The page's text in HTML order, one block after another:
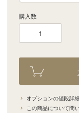
購入数
オプションの値段詳
この商品について問